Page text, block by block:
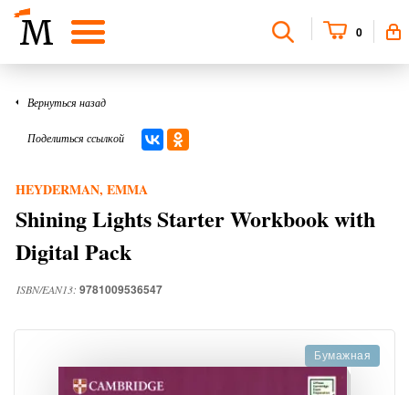
0
Вернуться назад
Поделиться ссылкой
HEYDERMAN, EMMA
Shining Lights Starter Workbook with
Digital Pack
ISBN/EAN13: 9781009536547
Бумажная